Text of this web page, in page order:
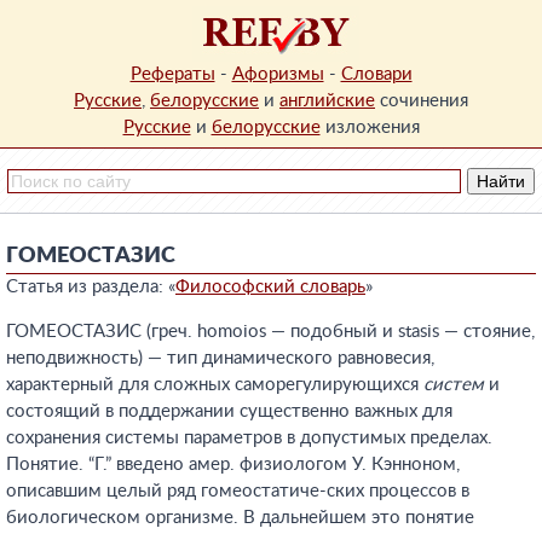
Рефераты - Афоризмы - Словари
Русские, белорусские и английские сочинения
Русскиеи белорусскиеизложения
ГОМЕОСТАЗИС
Статья из раздела: «Философский словарь»
ГОМЕОСТАЗИС (греч. homoios — подобный и stasis — стояние,
неподвижность) — тип динамического равновесия,
характерный для сложных саморегулирующихся системи
состоящий в поддержании существенно важных для
сохранения системы параметров в допустимых пределах.
Понятие. “Г.” введено амер. физиологом У. Кэнноном,
описавшим целый ряд гомеостатиче-ских процессов в
биологическом организме. В дальнейшем это понятие